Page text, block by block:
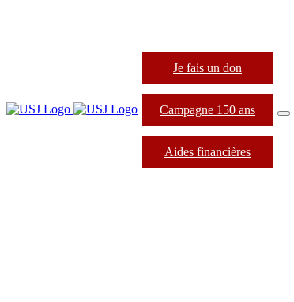
Je fais un don
Campagne 150 ans
Aides financières